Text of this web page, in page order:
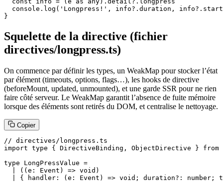
console.log('Longpress!', info?.duration,
}
Squelette de la directive (fichier
directives/longpress.ts)
On commence par définir les types, un WeakMap pour stocker l’état
par élément (timeouts, options, flags…), les hooks de directive
(beforeMount, updated, unmounted), et une garde SSR pour ne rien
faire côté serveur. Le WeakMap garantit l’absence de fuite mémoire
lorsque des éléments sont retirés du DOM, et centralise le nettoyage.
Copier
// directives/longpress.ts
import type { DirectiveBinding, ObjectDirective }
type LongPressValue =
  | ((e: Event) => void)
| { handler: (e: Event) => void; duration?: number;